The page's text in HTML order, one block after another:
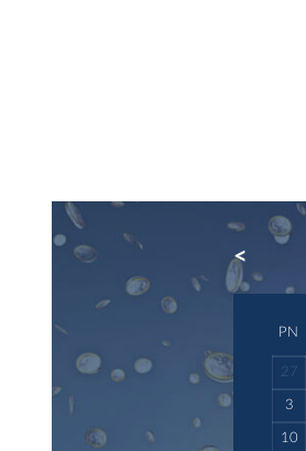
PN
27
3
10